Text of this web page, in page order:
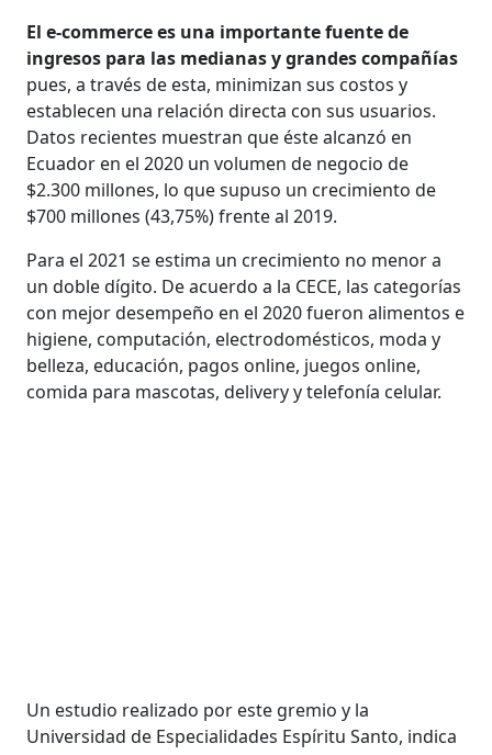
El e-commerce es una importante fuente de
ingresos para las medianas y grandes compañías
pues, a través de esta, minimizan sus costos y
establecen una relación directa con sus usuarios.
Datos recientes muestran que éste alcanzó en
Ecuador en el 2020 un volumen de negocio de
$2.300 millones, lo que supuso un crecimiento de
$700 millones (43,75%) frente al 2019.
Para el 2021 se estima un crecimiento no menor a
un doble dígito. De acuerdo a la CECE, las categorías
con mejor desempeño en el 2020 fueron alimentos e
higiene, computación, electrodomésticos, moda y
belleza, educación, pagos online, juegos online,
comida para mascotas, delivery y telefonía celular.
Un estudio realizado por este gremio y la
Universidad de Especialidades Espíritu Santo, indica